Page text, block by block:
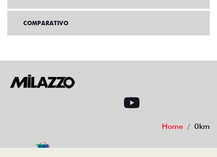
COMPARATIVO
Home 0km